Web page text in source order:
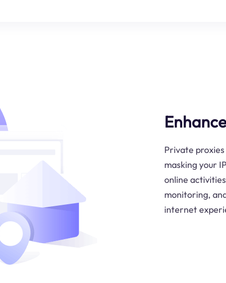
Private
masking your
online
monitoring,
internet